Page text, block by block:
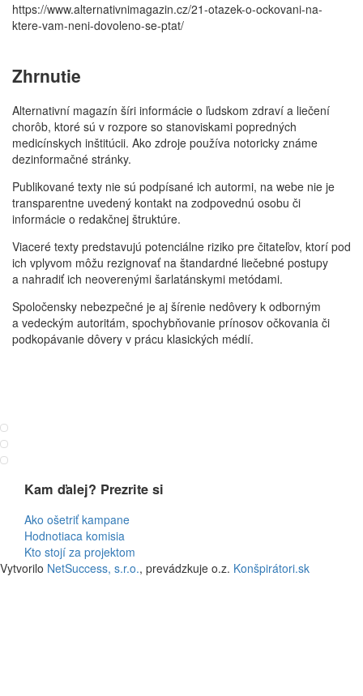
https://www.alternativnimagazin.cz/21-otazek-o-ockovani-na-
ktere-vam-neni-dovoleno-se-ptat/
Zhrnutie
Alternativní magazín šíri informácie o ľudskom zdraví a liečení
chorôb, ktoré sú v rozpore so stanoviskami popredných
medicínskych inštitúcii. Ako zdroje používa notoricky známe
dezinformačné stránky.
Publikované texty nie sú podpísané ich autormi, na webe nie je
transparentne uvedený kontakt na zodpovednú osobu či
informácie o redakčnej štruktúre.
Viaceré texty predstavujú potenciálne riziko pre čitateľov, ktorí pod
ich vplyvom môžu rezignovať na štandardné liečebné postupy
a nahradiť ich neoverenými šarlatánskymi metódami.
Spoločensky nebezpečné je aj šírenie nedôvery k odborným
a vedeckým autoritám, spochybňovanie prínosov očkovania či
podkopávanie dôvery v prácu klasických médií.
Kam ďalej? Prezrite si
Ako ošetriť kampane
Hodnotiaca komisia
Kto stojí za projektom
Vytvorilo NetSuccess, s.r.o., prevádzkuje o.z. Konšpirátori.sk